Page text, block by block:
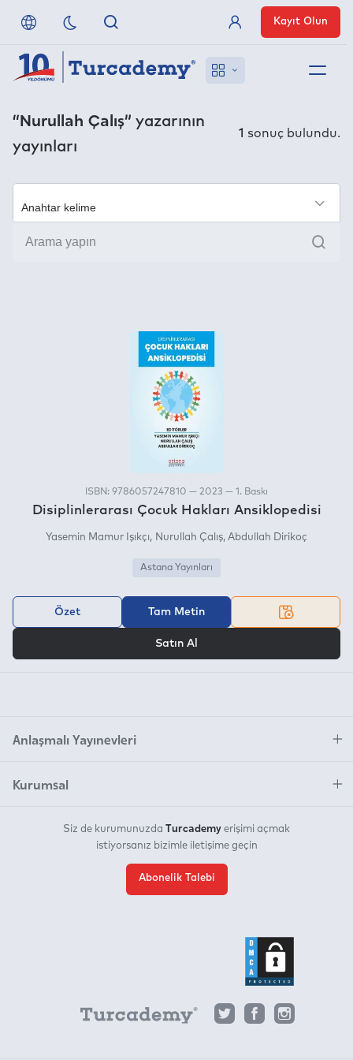
Referanslarımız
Uzaktan Erişim
Nasıl Erişirim
Üye Girişi
Kayıt Olun
“Nurullah Çalış” yazarının
yayınları
1 sonuç bulundu.
Ara
ISBN: 9786057247810 — 2023 — 1. Baskı
Disiplinlerarası Çocuk Hakları Ansiklopedisi
Yasemin Mamur Işıkçı Nurullah Çalış Abdullah Dirikoç
Astana Yayınları
Özet Tam Metin
Satın Al
Anlaşmalı Yayınevleri
Kurumsal
Siz de kurumunuzda Turcademy erişimi açmak
istiyorsanız bizimle iletişime geçin
Abonelik Talebi